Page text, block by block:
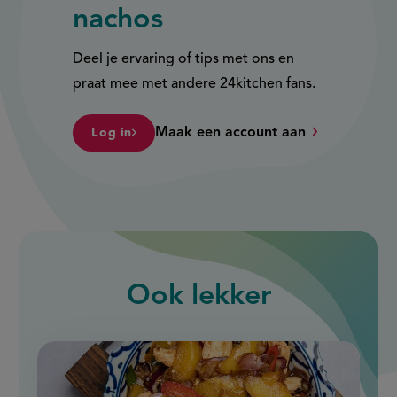
nachos
Deel je ervaring of tips met ons en
praat mee met andere 24kitchen fans.
Log in Maak een account aan
Ook lekker